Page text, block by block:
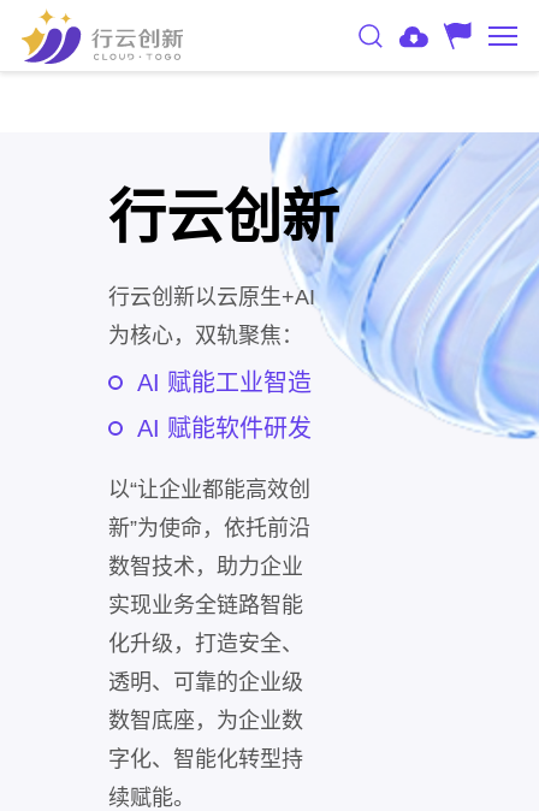
行云创新
行云创新以云原生+AI
为核心，双轨聚焦：
AI 赋能工业智造
AI 赋能软件研发
以“让企业都能高效创
新”为使命，依托前沿
数智技术，助力企业
实现业务全链路智能
化升级，打造安全、
透明、可靠的企业级
数智底座，为企业数
字化、智能化转型持
续赋能。